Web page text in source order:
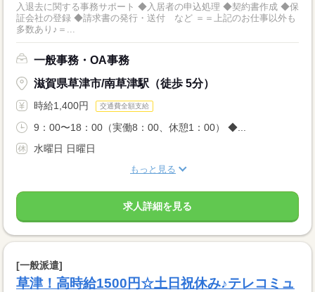
入退去に関する事務サポート ◆入居者の申込処理 ◆契約書作成 ◆保
証会社の登録 ◆請求書の発行・送付 など ＝＝上記のお仕事以外も
多数あり♪＝...
一般事務・OA事務
滋賀県草津市/南草津駅（徒歩 5分）
時給1,400円 交通費全額支給
9：00〜18：00（実働8：00、休憩1：00） ◆...
水曜日 日曜日
もっと見る
求人詳細を見る
[一般派遣]
草津！高時給1500円☆土日祝休み♪テレコミュ